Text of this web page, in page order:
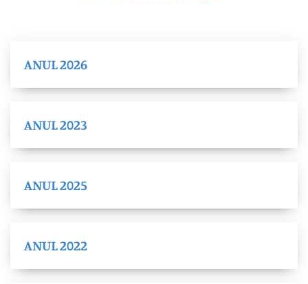
ANUL 2026
ANUL 2023
ANUL 2025
ANUL 2022